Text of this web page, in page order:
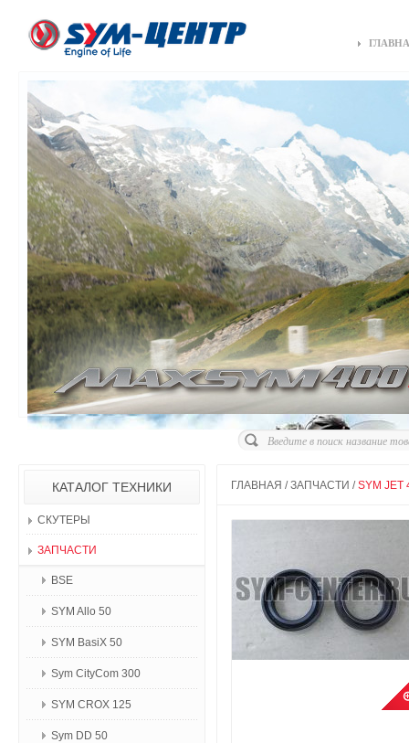
КАТАЛОГ ТЕХНИКИ
СКУТЕРЫ
ЗАПЧАСТИ
BSE
SYM Allo 50
SYM BasiX 50
Sym CityCom 300
SYM CROX 125
Sym DD 50
ГЛАВНАЯ / ЗАПЧАСТИ / SYM